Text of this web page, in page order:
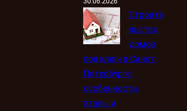
Строите
льство
домов
под ключ в Санкт-
Петербурге:
особенности,
этапы и